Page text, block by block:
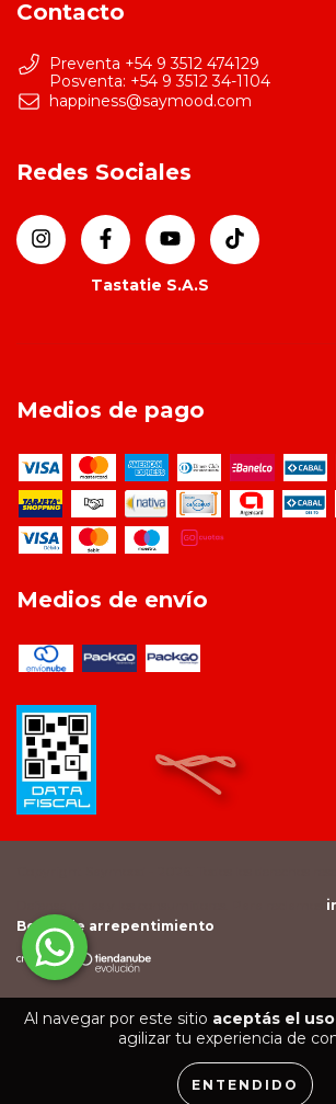
Al navegar por este sitio aceptás el
agilizar tu experiencia de
ENTENDIDO
Contacto
Preventa +54 9 3512 474129
happiness@saymood.com
Redes Sociales
Medios de pago
Medios de envío
Botón de arrepentimiento